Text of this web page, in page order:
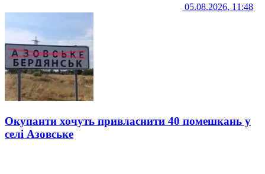
05.08.2026, 11:48
Окупанти хочуть привласнити 40 помешкань у
селі Азовське